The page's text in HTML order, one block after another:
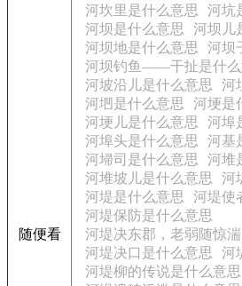
随便看
河坎里是什么意思
河坑
河坝是什么意思
河坝儿
河坝地是什么意思
河坝
河坝钓鱼——干扯是什么
河坡沿儿是什么意思
河
河垇是什么意思
河埂是
河埂儿是什么意思
河埠
河埠头是什么意思
河基
河埽司是什么意思
河堆
河堆坡儿是什么意思
河
河堤是什么意思
河堤使
河堤保防是什么意思
河堤决东郡，老弱随惊
河堤决口是什么意思
河
河堤柳的传说是什么意思